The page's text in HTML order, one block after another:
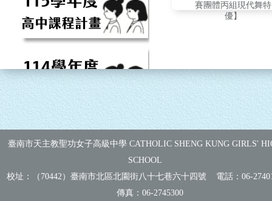
賽團體丙組現代舞特
優】
臺南市天主教聖功女子高級中學 CATHOLIC SHENG KUNG GIRLS'
SCHOOL
校址：（70442）臺南市北區北園街八十七巷六十四號 電話：06-
傳真： 06-2745300